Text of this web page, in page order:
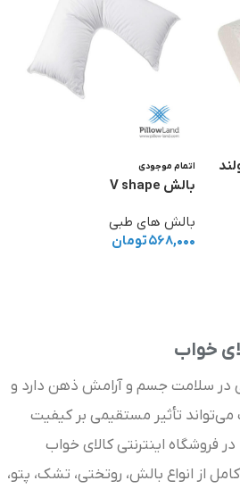
اتمام موجودی
بالش V shape
بالش های طبی
۵۶۸,۰۰۰تومان
خواب
سلامت جسم و آرامش ذهن دارد و
تأثیر مستقیمی بر کیفیت
فروشگاه اینترنتی کالای خواب
از انواع بالش، روتختی، تشک، پتو،